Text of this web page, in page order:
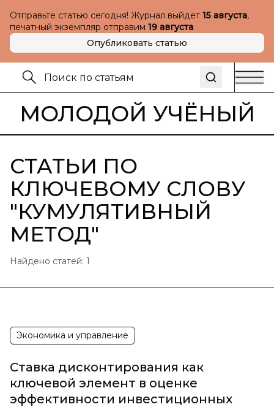
Отправьте статью сегодня! Журнал выйдет 15 августа,
печатный экземпляр отправим 19 августа
Опубликовать статью
МОЛОДОЙ УЧЁНЫЙ
СТАТЬИ ПО
КЛЮЧЕВОМУ СЛОВУ
"КУМУЛЯТИВНЫЙ
МЕТОД"
Найдено статей: 1
Экономика и управление
Ставка дисконтирования как
ключевой элемент в оценке
эффективности инвестиционных